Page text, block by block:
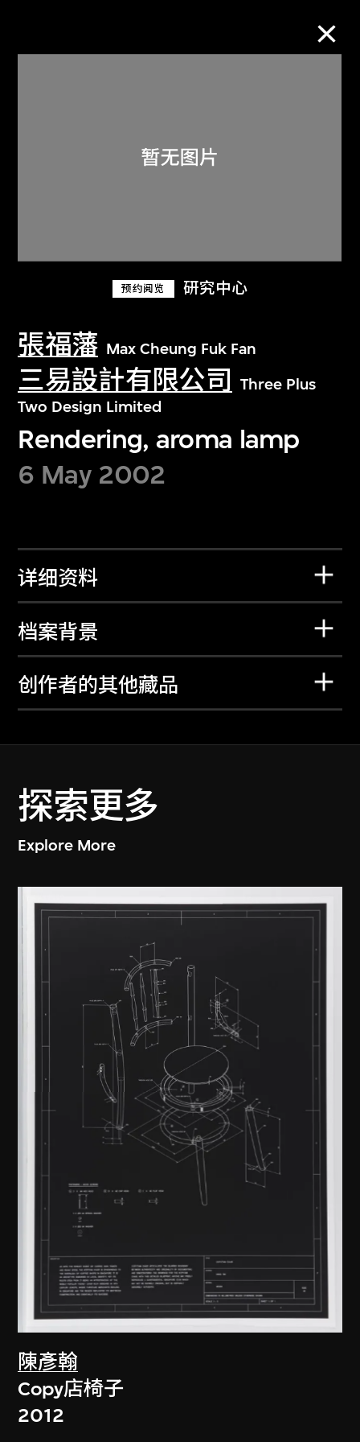
预约阅览 研究中心
張福藩 Max Cheung Fuk Fan
三易設計有限公司
Three Plus
Two Design Limited
Rendering, aroma lamp
6 May 2002
详细资料
档案背景
创作者的其他藏品
探索更多
Explore More
陳彥翰
Copy店椅子
2012
关于M+藏品
探索世界顶级的二十及二十一世纪视觉
文化藏品。